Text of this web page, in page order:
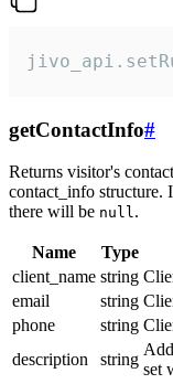
getContactInfo#
Returns visitor's
contact_info structure.
there will be null.
Name Type
client_name string
email
string
phone
string
description
string
set